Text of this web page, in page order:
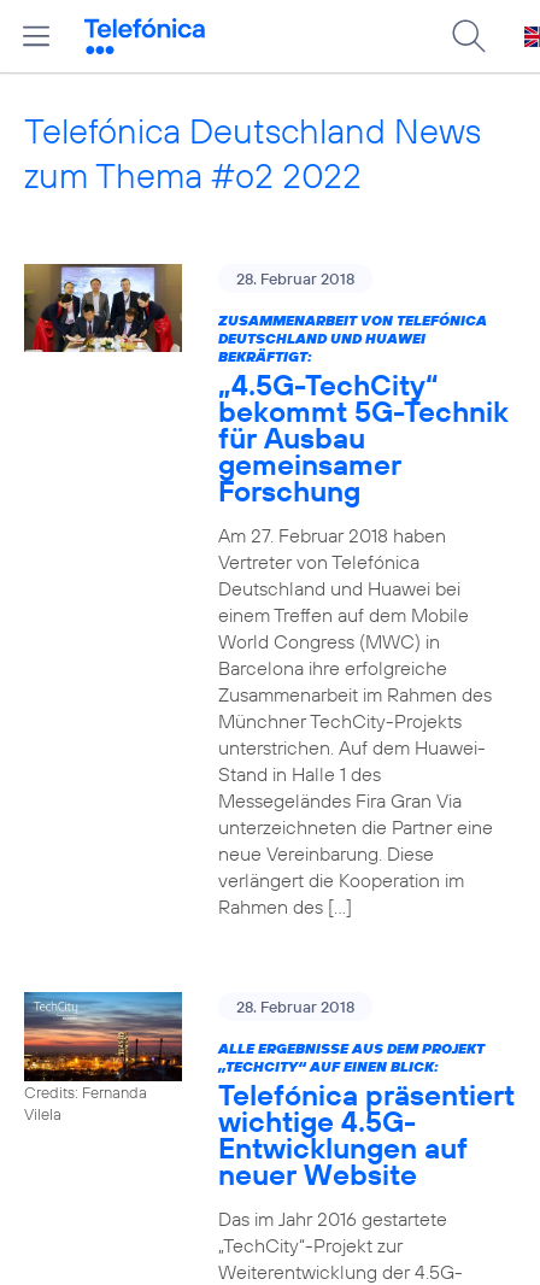
Telefónica Deutschland News
zum Thema #o2 2022
28. Februar 2018
ZUSAMMENARBEIT VON TELEFÓNICA
DEUTSCHLAND UND HUAWEI
BEKRÄFTIGT:
„4.5G-TechCity“
bekommt 5G-Technik
für Ausbau
gemeinsamer
Forschung
Am 27. Februar 2018 haben
Vertreter von Telefónica
Deutschland und Huawei bei
einem Treffen auf dem Mobile
World Congress (MWC) in
Barcelona ihre erfolgreiche
Zusammenarbeit im Rahmen des
Münchner TechCity-Projekts
unterstrichen. Auf dem Huawei-
Stand in Halle 1 des
Messegeländes Fira Gran Via
unterzeichneten die Partner eine
neue Vereinbarung. Diese
verlängert die Kooperation im
Rahmen des […]
Credits: Fernanda
Vilela
28. Februar 2018
ALLE ERGEBNISSE AUS DEM PROJEKT
„TECHCITY“ AUF EINEN BLICK:
Telefónica präsentiert
wichtige 4.5G-
Entwicklungen auf
neuer Website
Das im Jahr 2016 gestartete
„TechCity“-Projekt zur
Weiterentwicklung der 4.5G-